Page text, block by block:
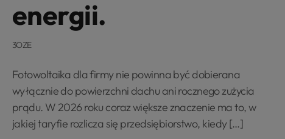
energii.
3OZE
Fotowoltaika dla firmy nie powinna być dobierana
wyłącznie do powierzchni dachu ani rocznego zużycia
prądu. W 2026 roku coraz większe znaczenie ma to, w
jakiej taryfie rozlicza się przedsiębiorstwo, kiedy […]